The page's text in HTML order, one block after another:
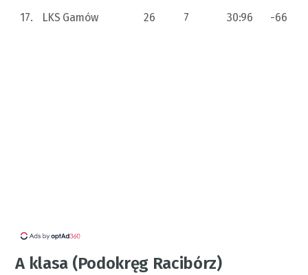
17. LKS Gamów 26 7 30:96 -66
A klasa (Podokręg Racibórz)